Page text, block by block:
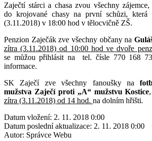
Zaječtí stárci a chasa zvou všechny
do krojované chasy na první schůzi, která
(3.11.2018) v 18:00 hod v tělocvičně ZŠ.
Penzion Zaječák zve všechny občany na
zítra (3.11.2018) od 10:00 hod ve dvoře
se můžou přihlásit na tel. čísle 770 168
informace.
SK Zaječí zve všechny fanoušky na
mužstva Zaječí proti „A“ mužstvu Kostice
zítra (3.11.2018) od 14 hod. na dolním hřišti.
Datum vložení: 2. 11. 2018 0:00
Datum poslední aktualizace: 2. 11. 2018 0:00
Autor: Správce Webu